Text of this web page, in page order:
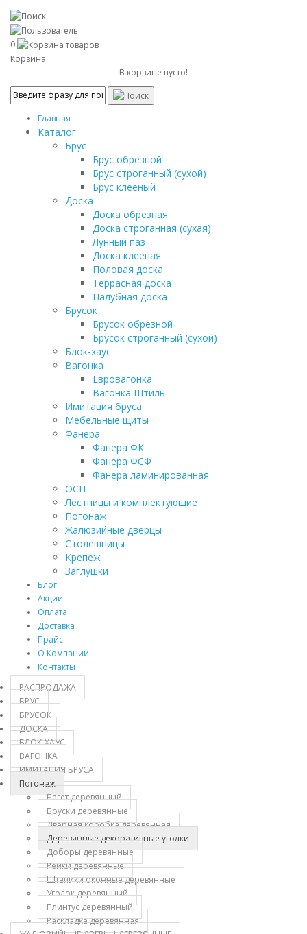
0
Корзина
В корзине пусто!
Главная
Каталог
Брус
Брус обрезной
Брус строганный (сухой)
Брус клееный
Доска
Доска обрезная
Доска строганная (сухая)
Лунный паз
Доска клееная
Половая доска
Террасная доска
Палубная доска
Брусок
Брусок обрезной
Брусок строганный (сухой)
Блок-хаус
Вагонка
Евровагонка
Вагонка Штиль
Имитация бруса
Мебельные щиты
Фанера
Фанера ФК
Фанера ФСФ
Фанера ламинированная
ОСП
Лестницы и комплектующие
Погонаж
Жалюзийные дверцы
Столешницы
Крепеж
Заглушки
Блог
Акции
Оплата
Доставка
Прайс
О Компании
Контакты
РАСПРОДАЖА
БРУС
БРУСОК
ДОСКА
БЛОК-ХАУС
ВАГОНКА
ИМИТАЦИЯ БРУСА
Погонаж
Багет деревянный
Бруски деревянные
Дверная коробка деревянная
Деревянные декоративные уголки
Доборы деревянные
Рейки деревянные
Штапики оконные деревянные
Уголок деревянный
Плинтус деревянный
Раскладка деревянная